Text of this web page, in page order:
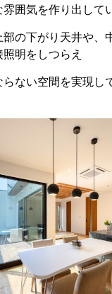
囲気を作り出して
部の下がり天井や、
明をしつらえ
ない空間を実現し